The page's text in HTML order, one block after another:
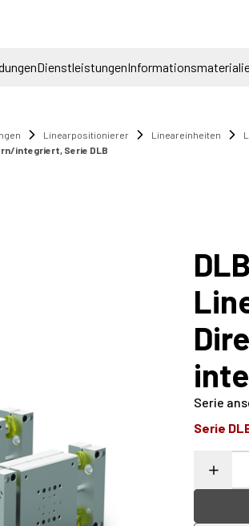
Dienstleistungen
Linearpositionierer Lineareinheiten
integriert, Serie DLB
Serie
Serie